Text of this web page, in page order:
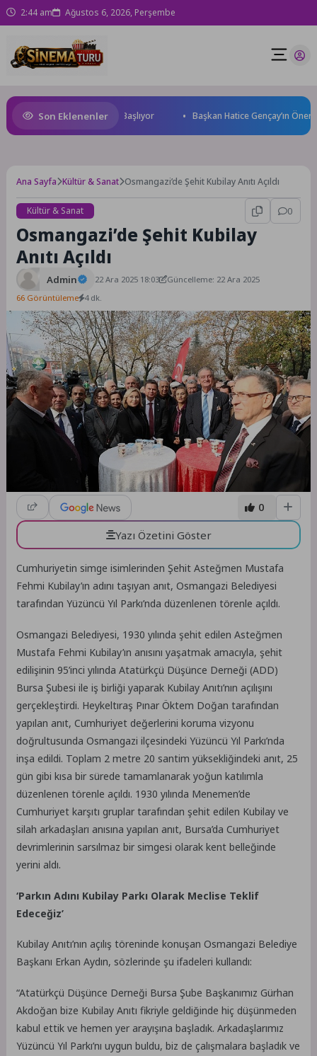
2:44 am Ağustos 6, 2026, Perşembe
Son Eklenenler
Cup Heyecanı Paris’te Başlıyor Başkan Hatice Gençay’ın
Ana Sayfa Kültür & Sanat Osmangazi’de Şehit Kubilay Anıtı Açıldı
Kültür & Sanat 0
Osmangazi’de Şehit Kubilay
Anıtı Açıldı
Admin 22 Ara 2025 18:03
Güncelleme: 22 Ara 2025
66 Görüntüleme 4 dk.
0
Yazı Özetini Göster
Cumhuriyetin simge isimlerinden Şehit Asteğmen Mustafa
Fehmi Kubilay’ın adını taşıyan anıt, Osmangazi Belediyesi
tarafından Yüzüncü Yıl Parkı’nda düzenlenen törenle açıldı.
Osmangazi Belediyesi, 1930 yılında şehit edilen Asteğmen
Mustafa Fehmi Kubilay’ın anısını yaşatmak amacıyla, şehit
edilişinin 95’inci yılında Atatürkçü Düşünce Derneği (ADD)
Bursa Şubesi ile iş birliği yaparak Kubilay Anıtı’nın açılışını
gerçekleştirdi. Heykeltıraş Pınar Öktem Doğan tarafından
yapılan anıt, Cumhuriyet değerlerini koruma vizyonu
doğrultusunda Osmangazi ilçesindeki Yüzüncü Yıl Parkı’nda
inşa edildi. Toplam 2 metre 20 santim yüksekliğindeki anıt, 25
gün gibi kısa bir sürede tamamlanarak yoğun katılımla
düzenlenen törenle açıldı. 1930 yılında Menemen’de
Cumhuriyet karşıtı gruplar tarafından şehit edilen Kubilay ve
silah arkadaşları anısına yapılan anıt, Bursa’da Cumhuriyet
devrimlerinin sarsılmaz bir simgesi olarak kent belleğinde
yerini aldı.
‘Parkın Adını Kubilay Parkı Olarak Meclise Teklif
Edeceğiz’
Kubilay Anıtı’nın açılış töreninde konuşan Osmangazi Belediye
Başkanı Erkan Aydın, sözlerinde şu ifadeleri kullandı:
“Atatürkçü Düşünce Derneği Bursa Şube Başkanımız Gürhan
Akdoğan bize Kubilay Anıtı fikriyle geldiğinde hiç düşünmeden
kabul ettik ve hemen yer arayışına başladık. Arkadaşlarımız
Yüzüncü Yıl Parkı’nı uygun buldu, biz de çalışmalara başladık ve